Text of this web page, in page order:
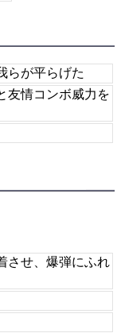
らが平らげた
友情コンボ威力を
させ、爆弾にふれ